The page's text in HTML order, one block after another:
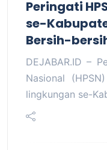
Peringati
se-
Bersih-
DEJABAR.ID –
Nasional
lingkungan se-